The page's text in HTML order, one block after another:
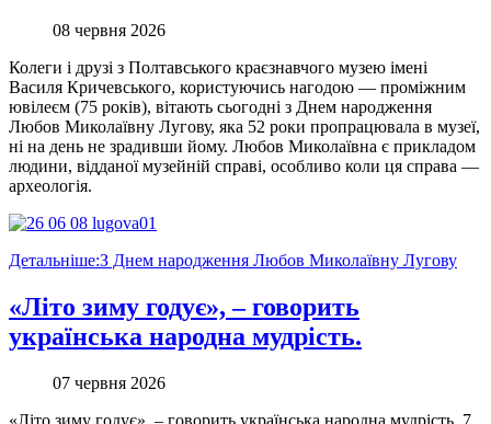
08 червня 2026
Колеги і друзі з Полтавського краєзнавчого музею імені
Василя Кричевського, користуючись нагодою — проміжним
ювілеєм (75 років), вітають сьогодні з Днем народження
Любов Миколаївну Лугову, яка 52 роки пропрацювала в музеї,
ні на день не зрадивши йому. Любов Миколаївна є прикладом
людини, відданої музейній справі, особливо коли ця справа —
археологія.
Детальніше:З Днем народження Любов Миколаївну Лугову
«Літо зиму годує», – говорить
українська народна мудрість.
07 червня 2026
«Літо зиму годує», – говорить українська народна мудрість. 7